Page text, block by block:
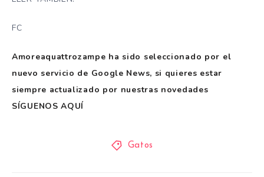
FC
Amoreaquattrozampe ha sido seleccionado por el
nuevo servicio de Google News, si quieres estar
siempre actualizado por nuestras novedades
SÍGUENOS AQUÍ
Gatos